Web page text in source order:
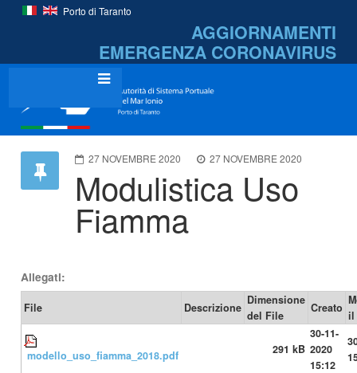
Porto di Taranto
AGGIORNAMENTI
EMERGENZA CORONAVIRUS
27 NOVEMBRE 2020 27 NOVEMBRE 2020
Modulistica Uso
Fiamma
Allegati:
File Descrizione
Dimensione
del File
Creato
il
modello_uso_fiamma_2018.pdf 291 kB
30-11-
2020
15:12